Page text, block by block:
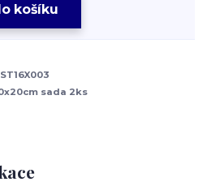
košíku
sada 2ks